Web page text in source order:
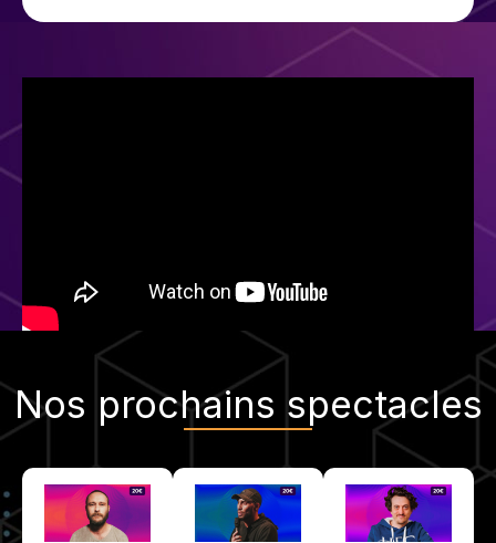
Nos prochains spectacles